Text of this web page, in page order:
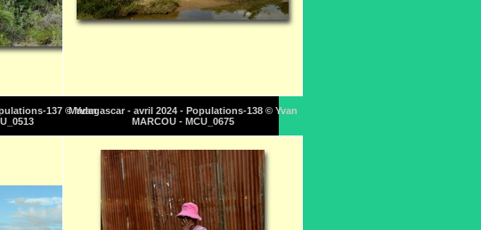
137 © Yvan
Madagascar - avril 2024 - Populations-138 © Yvan
MARCOU - MCU_0675